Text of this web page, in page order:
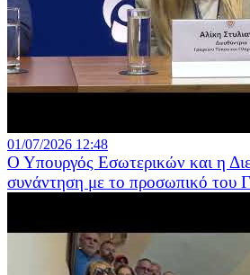
01/07/2026 12:48
Ο Υπουργός Εσωτερικών και η
συνάντηση με το προσωπικό του